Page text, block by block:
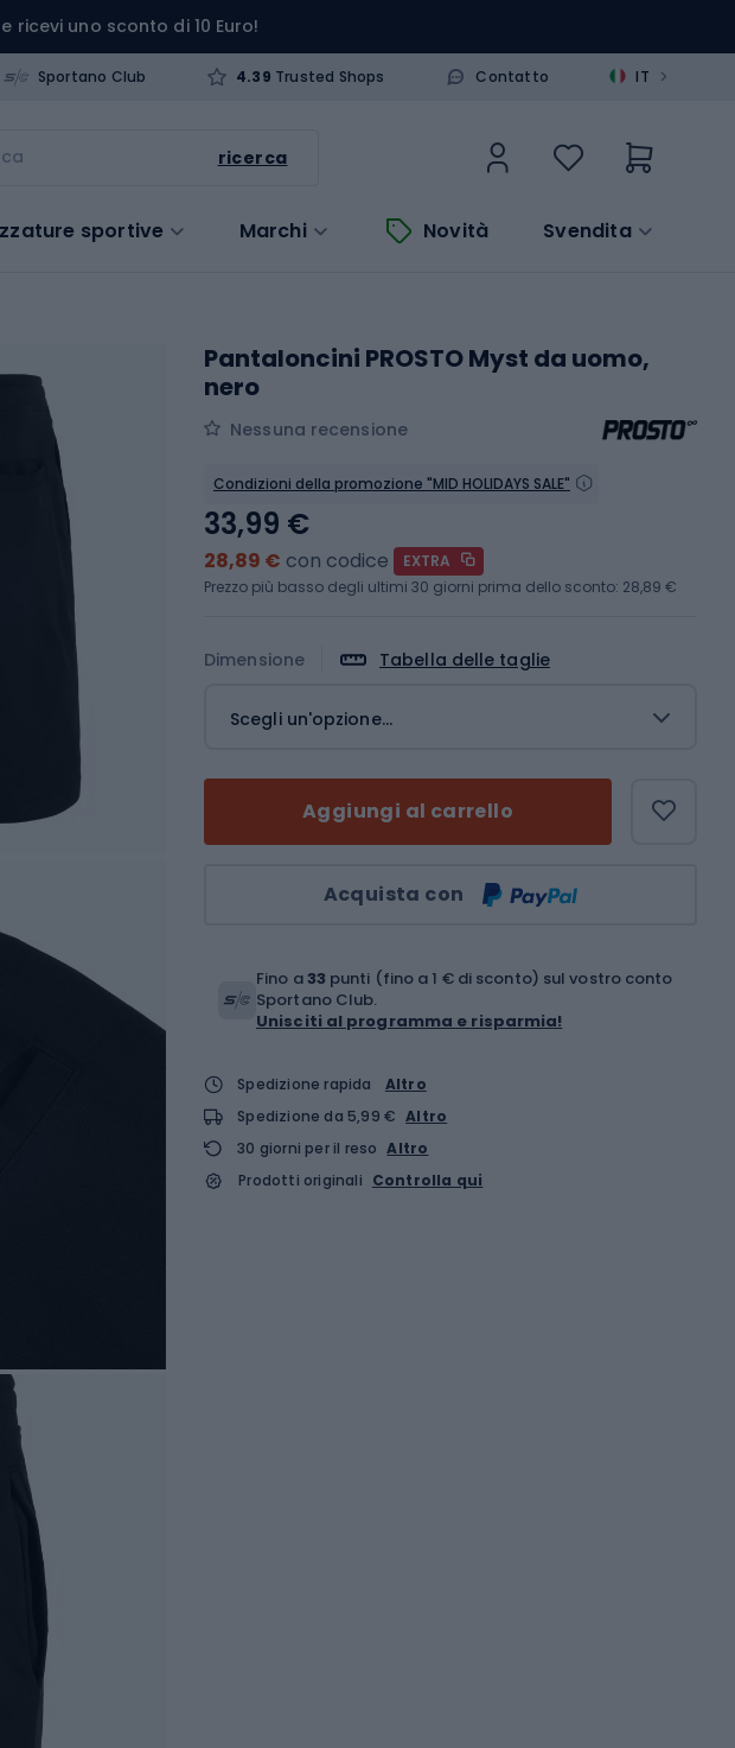
uno sconto di 10 Euro!
Sportano Club 4.39 Trusted Shops Contatto IT >
ricerca
sportive Marchi Novità Svendita
Pantaloncini PROSTO Myst da uomo,
nero
Nessuna recensione
Condizioni della promozione "MID HOLIDAYS SALE"
Dimensione Tabella delle taglie
Scegli un'opzione...
Aggiungi al carrello
Acquista con
33,99 €
28,89 € con codice
EXTRA
Prezzo più basso degli ultimi 30 giorni prima dello sconto: 28,89 €
Fino a33 punti (fino a 1 € di sconto) sul vostro conto
Sportano Club.
Unisciti al programma e risparmia!
Spedizione rapida
Altro
Spedizione da 5,99 € Altro
30 giorni per il reso Altro
Prodotti originali Controlla qui